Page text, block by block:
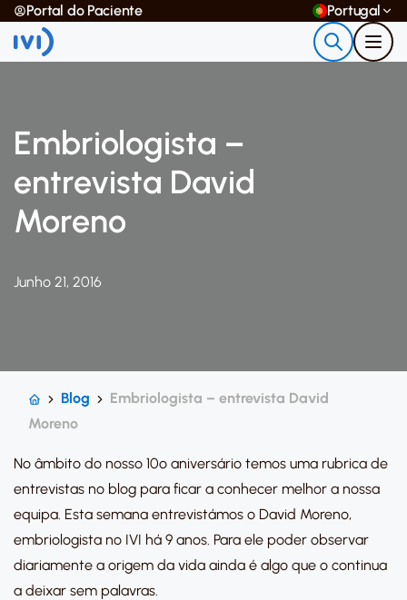
Portal do Paciente Portugal
Embriologista –
entrevista David
Moreno
Junho 21, 2016
Blog
Embriologista – entrevista David
Moreno
No âmbito do nosso 10º aniversário temos uma rubrica de
entrevistas no blog para ficar a conhecer melhor a nossa
equipa. Esta semana entrevistámos o David Moreno,
embriologista no IVI há 9 anos. Para ele poder observar
diariamente a origem da vida ainda é algo que o continua
a deixar sem palavras.